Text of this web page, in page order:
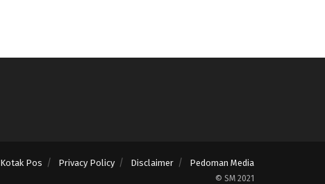
Kotak Pos Privacy Policy Disclaimer Pedoman Media
© SM 2021